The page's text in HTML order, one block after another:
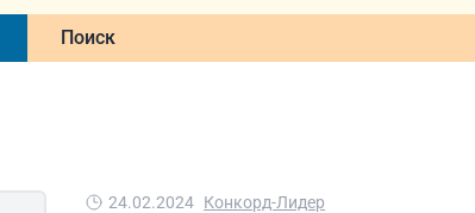
Поиск
24.02.2024 Конкорд-Лидер